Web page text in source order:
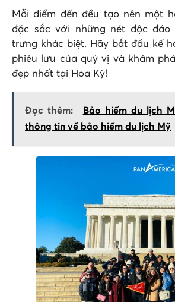
Mỗi điểm đến đều tạo nên một
đặc sắc với những nét độc đáo
trưng khác biệt. Hãy bắt đầu kế
phiêu lưu của quý vị và khám
đẹp nhất tại Hoa Kỳ!
Đọc thêm:
Bảo hiểm du lịch
thông tin về bảo hiểm du lịch Mỹ